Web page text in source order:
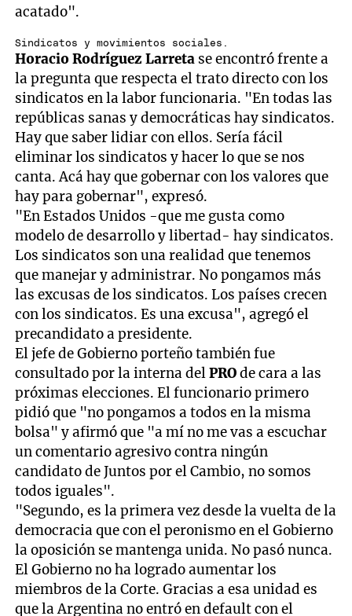
acatado".
Sindicatos y movimientos sociales.
Horacio Rodríguez Larreta se encontró frente a
la pregunta que respecta el trato directo con los
sindicatos en la labor funcionaria. "En todas las
repúblicas sanas y democráticas hay sindicatos.
Hay que saber lidiar con ellos. Sería fácil
eliminar los sindicatos y hacer lo que se nos
canta. Acá hay que gobernar con los valores que
hay para gobernar", expresó.
"En Estados Unidos -que me gusta como
modelo de desarrollo y libertad- hay sindicatos.
Los sindicatos son una realidad que tenemos
que manejar y administrar. No pongamos más
las excusas de los sindicatos. Los países crecen
con los sindicatos. Es una excusa", agregó el
precandidato a presidente.
El jefe de Gobierno porteño también fue
consultado por la interna delPROde cara a las
próximas elecciones. El funcionario primero
pidió que "no pongamos a todos en la misma
bolsa" y afirmó que "a mí no me vas a escuchar
un comentario agresivo contra ningún
candidato de Juntos por el Cambio, no somos
todos iguales".
"Segundo, es la primera vez desde la vuelta de la
democracia que con el peronismo en el Gobierno
la oposición se mantenga unida. No pasó nunca.
El Gobierno no ha logrado aumentar los
miembros de la Corte. Gracias a esa unidad es
que la Argentina no entró en default con el